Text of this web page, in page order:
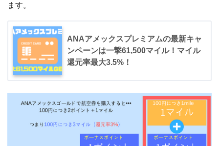
ます。
ANAアメックスプレミアムの最新キャ
ンペーンは一撃61,500マイル！マイル
還元率最大3.5%！